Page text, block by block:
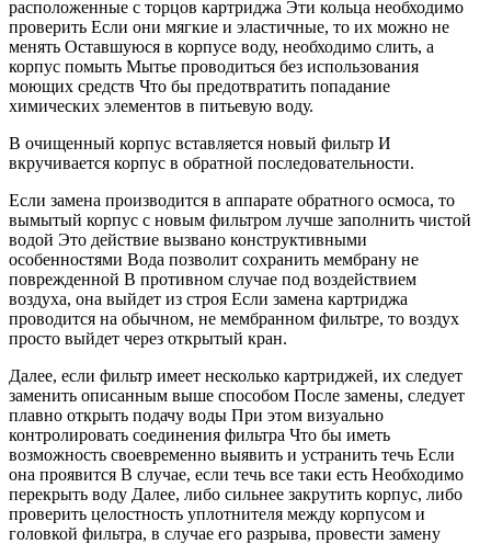
расположенные с торцов картриджа Эти кольца необходимо
проверить Если они мягкие и эластичные, то их можно не
менять Оставшуюся в корпусе воду, необходимо слить, а
корпус помыть Мытье проводиться без использования
моющих средств Что бы предотвратить попадание
химических элементов в питьевую воду.
В очищенный корпус вставляется новый фильтр И
вкручивается корпус в обратной последовательности.
Если замена производится в аппарате обратного осмоса, то
вымытый корпус с новым фильтром лучше заполнить чистой
водой Это действие вызвано конструктивными
особенностями Вода позволит сохранить мембрану не
поврежденной В противном случае под воздействием
воздуха, она выйдет из строя Если замена картриджа
проводится на обычном, не мембранном фильтре, то воздух
просто выйдет через открытый кран.
Далее, если фильтр имеет несколько картриджей, их следует
заменить описанным выше способом После замены, следует
плавно открыть подачу воды При этом визуально
контролировать соединения фильтра Что бы иметь
возможность своевременно выявить и устранить течь Если
она проявится В случае, если течь все таки есть Необходимо
перекрыть воду Далее, либо сильнее закрутить корпус, либо
проверить целостность уплотнителя между корпусом и
головкой фильтра, в случае его разрыва, провести замену